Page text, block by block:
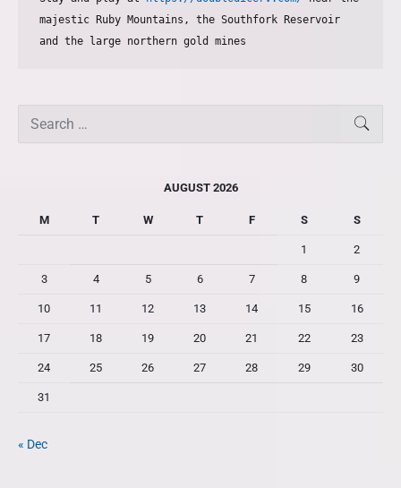
majestic Ruby Mountains, the Southfork Reservoir
and the large northern gold mines
AUGUST 2026
M T W T F S S
1 2
3 4 5 6 7 8 9
10 11 12 13 14 15 16
17 18 19 20 21 22 23
24 25 26 27 28 29 30
31
« Dec